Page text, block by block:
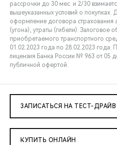
рассрочки до 30 мес. и 2/30
вышеуказанных условий о
оформление договора страхования
(угона), утраты (гибели). Залоговое
приобретаемого транспортного
01.02.2023 года по 28.02.2023 года.
лицензия Банка России № 963 от 05
публичной офертой.
ЗАПИСАТЬСЯ НА ТЕСТ-ДРАЙВ
КУПИТЬ ОНЛАЙН